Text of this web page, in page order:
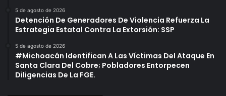
5 de agosto de 2026
Detención De Generadores De Violencia Refuerza La
Estrategia Estatal Contra La Extorsión: SSP
5 de agosto de 2026
#Michoacán Identifican A Las Víctimas Del Ataque En
Santa Clara Del Cobre; Pobladores Entorpecen
Diligencias De La FGE.